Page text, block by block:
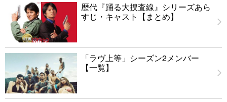
歴代『踊る大捜査線』シリーズあら
すじ・キャスト【まとめ】
「ラヴ上等」シーズン2メンバー
【一覧】